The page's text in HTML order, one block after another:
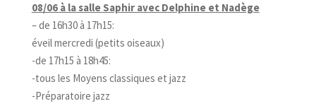
08/06 à la salle Saphir avec Delphine et Nadège
– de 16h30 à 17h15:
éveil mercredi (petits oiseaux)
-de 17h15 à 18h45:
-tous les Moyens classiques et jazz
-Préparatoire jazz